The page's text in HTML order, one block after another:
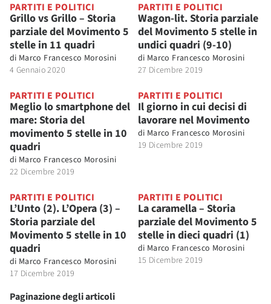
PARTITI E POLITICI
Grillo vs Grillo – Storia
parziale del Movimento 5
stelle in 11 quadri
di Marco Francesco Morosini
4 Gennaio 2020
PARTITI E POLITICI
Wagon-lit. Storia parziale
del Movimento 5 stelle in
undici quadri (9-10)
di Marco Francesco Morosini
27 Dicembre 2019
PARTITI E POLITICI
Meglio lo smartphone del
mare: Storia del
movimento 5 stelle in 10
quadri
di Marco Francesco Morosini
22 Dicembre 2019
PARTITI E POLITICI
Il giorno in cui decisi di
lavorare nel Movimento
di Marco Francesco Morosini
19 Dicembre 2019
PARTITI E POLITICI
L’Unto (2). L’Opera (3) –
Storia parziale del
Movimento 5 stelle in 10
quadri
di Marco Francesco Morosini
17 Dicembre 2019
PARTITI E POLITICI
La caramella – Storia
parziale del Movimento 5
stelle in dieci quadri (1)
di Marco Francesco Morosini
15 Dicembre 2019
Paginazione degli articoli